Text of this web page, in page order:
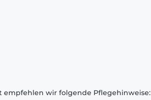
empfehlen wir folgende Pflegehinweise: